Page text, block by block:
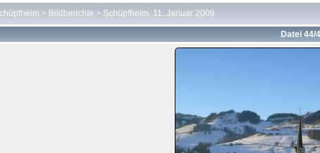
> Bildberichte > Schüpfheim, 11. Januar 2009
Datei 44/